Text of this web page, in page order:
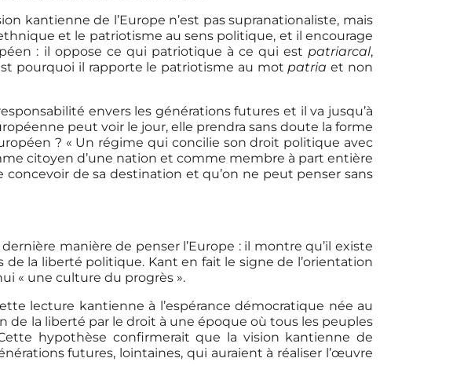
kantienne de l’Europe n’est pas supranationaliste, mais
et le patriotisme au sens politique, et il encourage
: il oppose ce qui patriotique à ce qui est patriarcal,
pourquoi il rapporte le patriotisme au motpatria et non
envers les générations futures et il va jusqu’à
peut voir le jour, elle prendra sans doute la forme
? « Un régime qui concilie son droit politique avec
citoyen d’une nation et comme membre à part entière
de sa destination et qu’on ne peut penser sans
dernière manière de penser l’Europe : il montre qu’il existe
la liberté politique. Kant en fait le signe de l’orientation
« une culture du progrès ».
lecture kantienne à l’espérance démocratique née au
de la liberté par le droit à une époque où tous les peuples
hypothèse confirmerait que la vision kantienne de
futures, lointaines, qui auraient à réaliser l’œuvre